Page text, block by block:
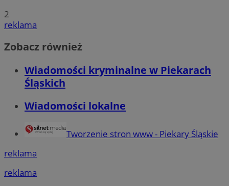
2
reklama
Zobacz również
Wiadomości kryminalne w Piekarach
Śląskich
Wiadomości lokalne
Tworzenie stron www - Piekary Śląskie
reklama
reklama